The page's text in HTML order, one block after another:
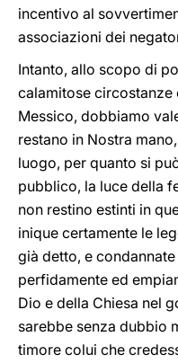
incentivo al
associazioni dei
Intanto, allo scopo di
calamitose circostanze
Messico, dobbiamo
restano in Nostra
luogo, per quanto si
pubblico, la luce della
non restino estinti in
inique certamente le
già detto, e
perfidamente ed
Dio e della Chiesa nel
sarebbe senza dubbio
timore colui che